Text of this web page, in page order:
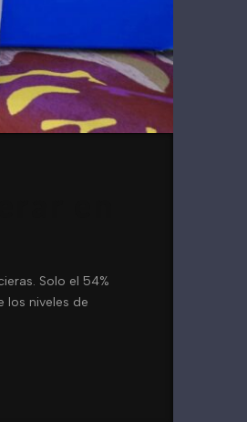
Solo el 54%
los niveles de